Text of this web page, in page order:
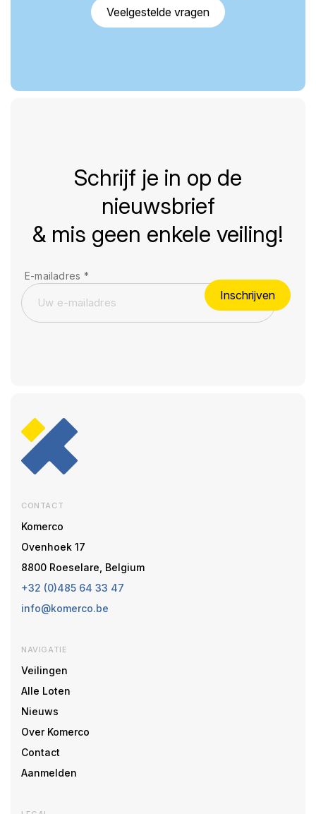
Veelgestelde vragen
Schrijf je in op de
nieuwsbrief
& mis geen enkele veiling!
E-mailadres *
Inschrijven
CONTACT
Komerco
Ovenhoek 17
8800 Roeselare, Belgium
+32 (0)485 64 33 47
info@komerco.be
NAVIGATIE
Veilingen
Alle Loten
Nieuws
Over Komerco
Contact
Aanmelden